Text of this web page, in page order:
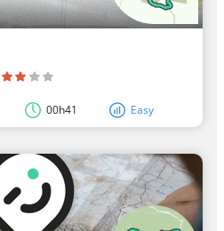
00h41 Easy